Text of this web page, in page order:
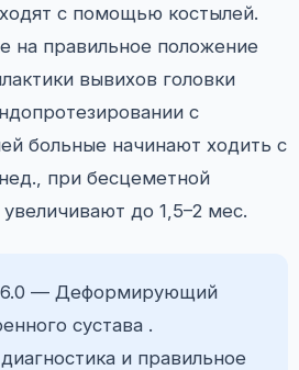
с помощью костылей.
на правильное положение
вывихов головки
с
больные начинают ходить с
при бесцеметной
до 1,5–2 мес.
— Деформирующий
сустава .
и правильное